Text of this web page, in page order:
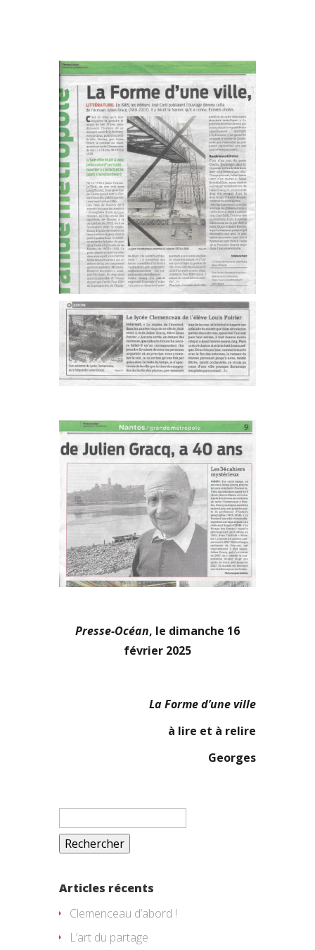
Presse-Océan, le dimanche 16
février 2025
La Forme d’une ville
à lire et à relire
Georges
Rechercher :
Articles récents
Clemenceau d’abord !
L’art du partage